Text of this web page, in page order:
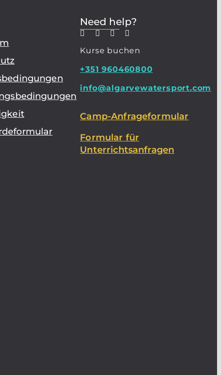
Need help?
Kurse buchen
+351 960460800
info@algarvewatersport.com
Camp-Anfrageformular
Formular für
Unterrichtsanfragen